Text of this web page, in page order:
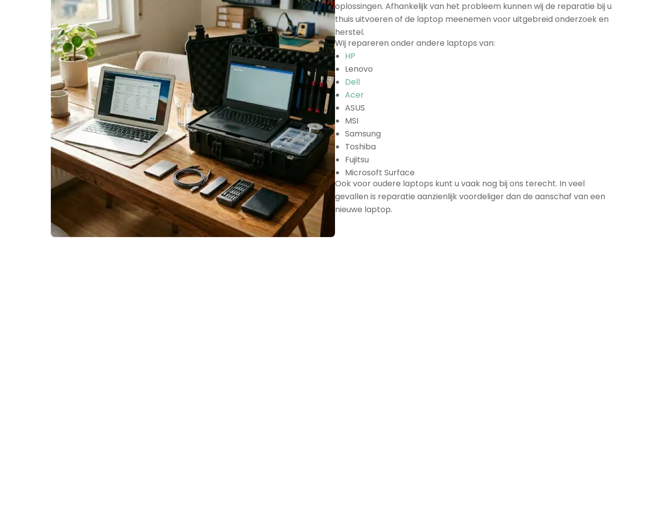
oplossingen. Afhankelijk van het probleem kunnen wij de reparatie bij u
thuis uitvoeren of de laptop meenemen voor uitgebreid onderzoek en
herstel.
Wij repareren onder andere laptops van:
HP
Lenovo
Dell
Acer
ASUS
MSI
Samsung
Toshiba
Fujitsu
Microsoft Surface
Ook voor oudere laptops kunt u vaak nog bij ons terecht. In veel
gevallen is reparatie aanzienlijk voordeliger dan de aanschaf van een
nieuwe laptop.